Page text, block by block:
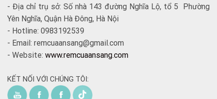
- Địa chỉ trụ sở: Số nhà 143 đường Nghĩa Lộ, tổ 5 Phường
Yên Nghĩa, Quận Hà Đông, Hà Nội
- Hotline: 0983192539
- Email: remcuaansang@gmail.com
- Website: www.remcuaansang.com
KẾT NỐI VỚI CHÚNG TÔI: